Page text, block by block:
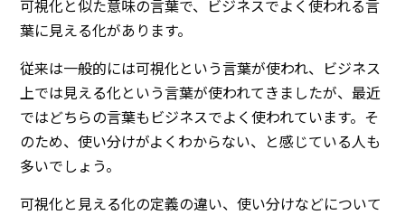
可視化と似た意味の言葉で、ビジネスでよく使われる言
葉に見える化があります。
従来は一般的には可視化という言葉が使われ、ビジネス
上では見える化という言葉が使われてきましたが、最近
ではどちらの言葉もビジネスでよく使われています。そ
のため、使い分けがよくわからない、と感じている人も
多いでしょう。
可視化と見える化の定義の違い、使い分けなどについて